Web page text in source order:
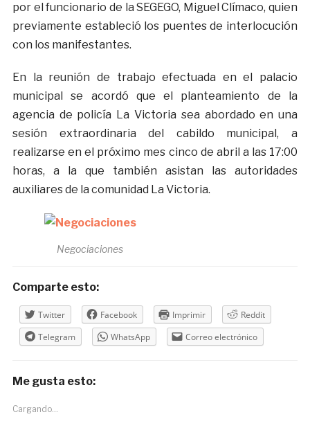
por el funcionario de la SEGEGO, Miguel Clímaco, quien
previamente estableció los puentes de interlocución
con los manifestantes.
En la reunión de trabajo efectuada en el palacio
municipal se acordó que el planteamiento de la
agencia de policía La Victoria sea abordado en una
sesión extraordinaria del cabildo municipal, a
realizarse en el próximo mes cinco de abril a las 17:00
horas, a la que también asistan las autoridades
auxiliares de la comunidad La Victoria.
Negociaciones
Comparte esto:
Twitter Facebook Imprimir
Reddit
Telegram
WhatsApp Correo electrónico
Me gusta esto:
Cargando...